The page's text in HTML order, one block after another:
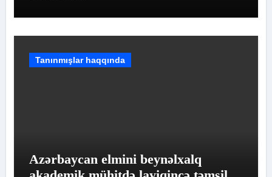
Tanınmışlar haqqında
Azərbaycan elmini beynəlxalq